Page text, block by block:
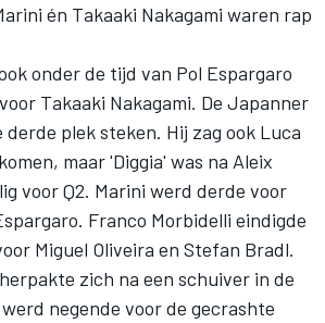
én Takaaki Nakagami waren rap
onder de tijd van Pol Espargaro
Takaaki Nakagami. De Japanner
plek steken. Hij zag ook Luca
maar 'Diggia' was na Aleix
voor Q2. Marini werd derde voor
Franco Morbidelli eindigde
Miguel Oliveira en Stefan Bradl.
herpakte zich na een schuiver in de
negende voor de gecrashte